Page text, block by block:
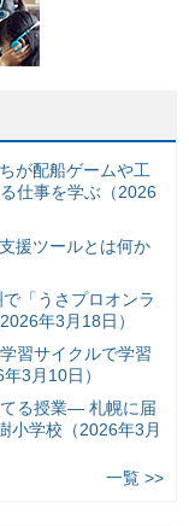
が配船ゲームや工
仕事を学ぶ（2026
援ツールとは何か
「うさプロオンラ
年3月18日）
習サイクルで学習
3月10日）
る授業— 札幌に届
小学校（2026年3月
一覧 >>